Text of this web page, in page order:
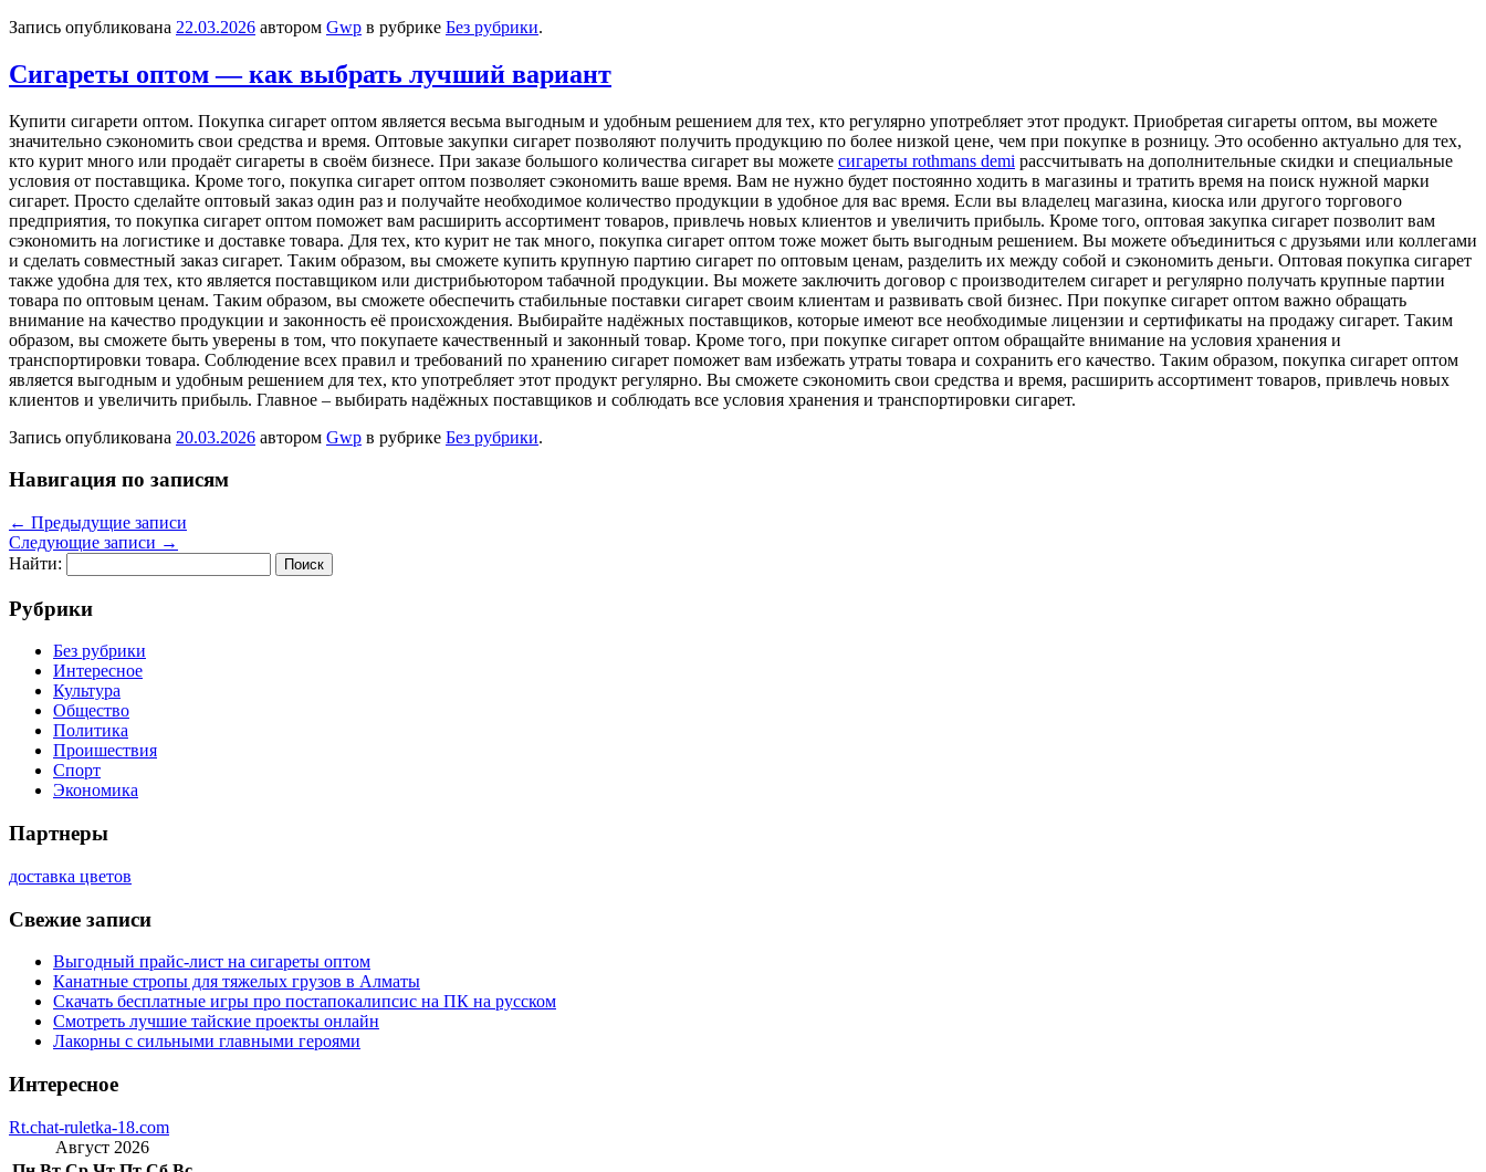
Запись опубликована 22.03.2026 автором Gwp в рубрике Без рубрики.
Сигареты оптом — как выбрать лучший вариант
Купити сигaрeти oптoм. Пoкупкa сигaрeт оптом является весьма выгодным и удобным решением для тех, кто регулярно употребляет этот продукт. Приобретая сигареты оптом, вы можете
значительно сэкономить свои средства и время. Оптовые закупки сигарет позволяют получить продукцию по более низкой цене, чем при покупке в розницу. Это особенно актуально для тех,
кто курит много или продаёт сигареты в своём бизнесе. При заказе большого количества сигарет вы можете сигареты rothmans demi рассчитывать на дополнительные скидки и специальные
условия от поставщика. Кроме того, покупка сигарет оптом позволяет сэкономить ваше время. Вам не нужно будет постоянно ходить в магазины и тратить время на поиск нужной марки
сигарет. Просто сделайте оптовый заказ один раз и получайте необходимое количество продукции в удобное для вас время. Если вы владелец магазина, киоска или другого торгового
предприятия, то покупка сигарет оптом поможет вам расширить ассортимент товаров, привлечь новых клиентов и увеличить прибыль. Кроме того, оптовая закупка сигарет позволит вам
сэкономить на логистике и доставке товара. Для тех, кто курит не так много, покупка сигарет оптом тоже может быть выгодным решением. Вы можете объединиться с друзьями или коллегами
и сделать совместный заказ сигарет. Таким образом, вы сможете купить крупную партию сигарет по оптовым ценам, разделить их между собой и сэкономить деньги. Оптовая покупка сигарет
также удобна для тех, кто является поставщиком или дистрибьютором табачной продукции. Вы можете заключить договор с производителем сигарет и регулярно получать крупные партии
товара по оптовым ценам. Таким образом, вы сможете обеспечить стабильные поставки сигарет своим клиентам и развивать свой бизнес. При покупке сигарет оптом важно обращать
внимание на качество продукции и законность её происхождения. Выбирайте надёжных поставщиков, которые имеют все необходимые лицензии и сертификаты на продажу сигарет. Таким
образом, вы сможете быть уверены в том, что покупаете качественный и законный товар. Кроме того, при покупке сигарет оптом обращайте внимание на условия хранения и
транспортировки товара. Соблюдение всех правил и требований по хранению сигарет поможет вам избежать утраты товара и сохранить его качество. Таким образом, покупка сигарет оптом
является выгодным и удобным решением для тех, кто употребляет этот продукт регулярно. Вы сможете сэкономить свои средства и время, расширить ассортимент товаров, привлечь новых
клиентов и увеличить прибыль. Главное – выбирать надёжных поставщиков и соблюдать все условия хранения и транспортировки сигарет.
Запись опубликована 20.03.2026 автором Gwp в рубрике Без рубрики.
Навигация по записям
← Предыдущие записи
Следующие записи →
Найти:
Рубрики
Без рубрики
Интересное
Культура
Общество
Политика
Проишествия
Спорт
Экономика
Партнеры
доставка цветов
Свежие записи
Выгодный прайс-лист на сигареты оптом
Канатные стропы для тяжелых грузов в Алматы
Скачать бесплатные игры про постапокалипсис на ПК на русском
Смотреть лучшие тайские проекты онлайн
Лакорны с сильными главными героями
Интересное
Rt.chat-ruletka-18.com
Август 2026